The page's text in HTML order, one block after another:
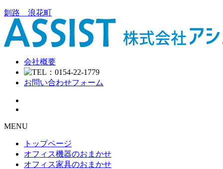
釧路 浪花町
会社概要
お問い合わせフォーム
MENU
トップページ
オフィス機器のおまかせ
オフィス家具のおまかせ